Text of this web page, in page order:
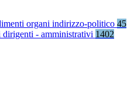
organi indirizzo-politico 45
dirigenti - amministrativi 1402